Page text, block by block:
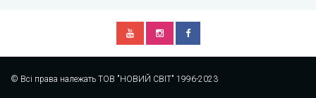
© Всі права належать ТОВ "НОВИЙ СВІТ" 1996-2023